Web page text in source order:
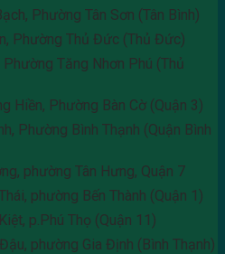
Phường Tân Sơn (Tân Bình)
Phường Thủ Đức (Thủ Đức)
Tăng Nhơn Phú (Thủ
Hiền, Phường Bàn Cờ (Quận 3)
Phường Bình Thạnh (Quận Bình
phường Tân Hưng, Quận 7
phường Bến Thành (Quận 1)
p.Phú Thọ (Quận 11)
phường Gia Định (Bình Thạnh)